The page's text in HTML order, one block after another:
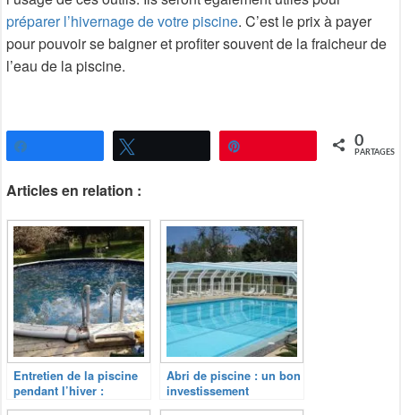
préparer l’hivernage de votre piscine. C’est le prix à payer
pour pouvoir se baigner et profiter souvent de la fraicheur de
l’eau de la piscine.
0
PARTAGES
Articles en relation :
Entretien de la piscine
pendant l’hiver :
L’hivernage
Abri de piscine : un bon
investissement